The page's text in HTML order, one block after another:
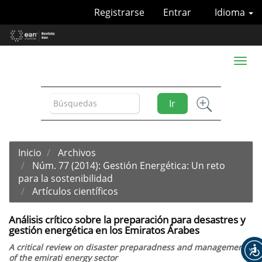
Contenido
principal
Idioma
Registrarse Entrar
Ir
Toggle
Inicio
Archivos
Núm. 77 (2014): Gestión Energética: Un reto
para la sostenibilidad
Artículos científicos
Análisis crítico sobre la preparación para desastres y
gestión energética en los Emiratos Árabes
A critical review on disaster preparadness and management
of the emirati energy sector